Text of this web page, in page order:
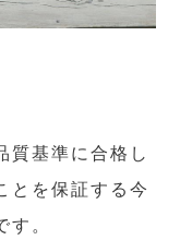
質基準に合格し
とを保証する今
す。